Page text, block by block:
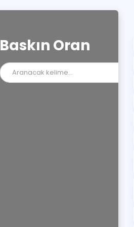
Baskın Oran